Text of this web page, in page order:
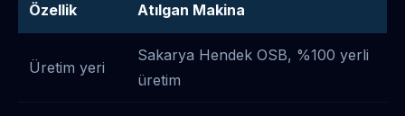
Özellik Atılgan Makina
Üretim yeri
Sakarya Hendek OSB, %100 yerli
üretim